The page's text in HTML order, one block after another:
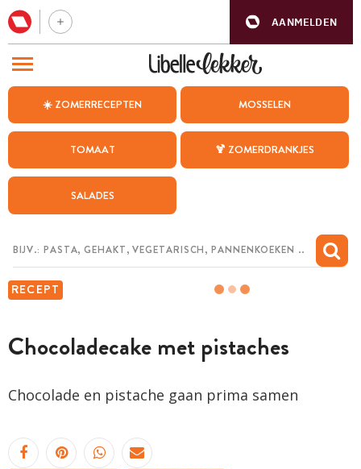
AANMELDEN
☀️ ZOMERRECEPTEN MOSSELEN
TOMAAT 🍹 ZOMERDRANKJES
SALADES
RECEPT
Chocoladecake met pistaches
Chocolade en pistache gaan prima samen
BEZOEK ONZE ANDERE WEBSITES
WEEKMENU
CHAT MET MAIA
MIJN BEWAARDE RECEPTEN